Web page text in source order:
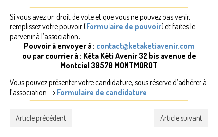
AGENDA
PHOTOS
CONTACT
TEMOIGNAGES
Si vous avez un droit de vote et que vous ne pouvez pas venir,
remplissez votre pouvoir (Formulaire de pouvoir) et faites le
parvenir à l’association.
Pouvoir à envoyer à : contact@ketaketiavenir.com
ou par courrier à : Kéta Kéti Avenir 32 bis avenue de
Montciel 39570 MONTMOROT
Vous pouvez présenter votre candidature, sous réserve d’adhérer à
l’association—> Formulaire de candidature
Article précédent Article suivant